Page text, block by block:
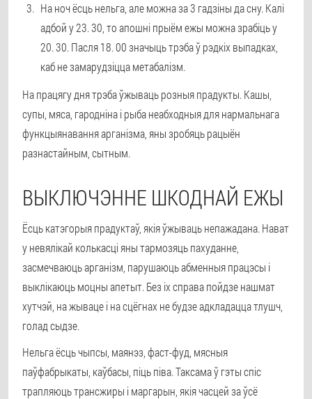
На ноч ёсць нельга, але можна за 3 гадзіны да сну. Калі
адбой у 23. 30, то апошні прыём ежы можна зрабіць у
20. 30. Пасля 18. 00 значыць трэба ў рэдкіх выпадках,
каб не замарудзіцца метабалізм.
На працягу дня трэба ўжываць розныя прадукты. Кашы,
супы, мяса, гародніна і рыба неабходныя для нармальнага
функцыянавання арганізма, яны зробяць рацыён
разнастайным, сытным.
ВЫКЛЮЧЭННЕ ШКОДНАЙ ЕЖЫ
Ёсць катэгорыя прадуктаў, якія ўжываць непажадана. Нават
у невялікай колькасці яны тармозяць пахуданне,
засмечваюць арганізм, парушаюць абменныя працэсы і
выклікаюць моцны апетыт. Без іх справа пойдзе нашмат
хутчэй, на жываце і на сцёгнах не будзе адкладацца тлушч,
голад сыдзе.
Нельга ёсць чыпсы, маянэз, фаст-фуд, мясныя
паўфабрыкаты, каўбасы, піць піва. Таксама ў гэты спіс
трапляюць трансжиры і маргарын, якія часцей за ўсё